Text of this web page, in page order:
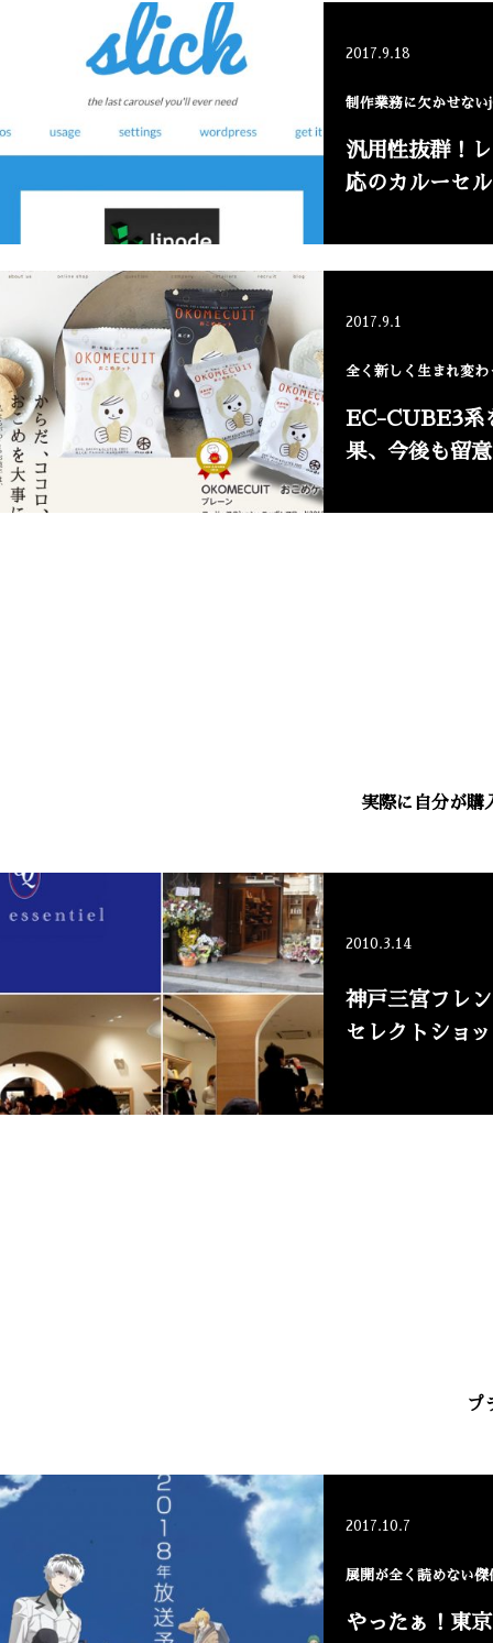
2017.9.18
制作業務に欠かせな
汎用性抜群！
応のカルーセ
2017.9.1
全く新しく生まれ変
EC-CUBE3系
果、今後も留
実際に自分が購
2010.3.14
神戸三宮フレ
セレクトショ
プ
2017.10.7
展開が全く読めない
やったぁ！東